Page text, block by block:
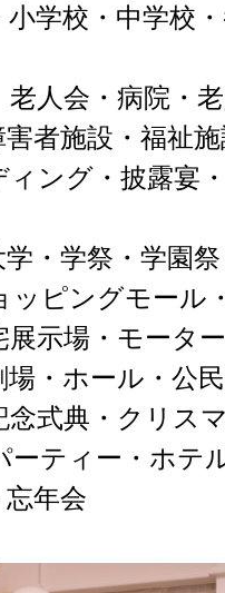
学校・中学校
老人会・病院・
者施設・福祉
ィング・披露宴
学・学祭・学園
ッピングモール
展示場・モータ
場・ホール・公
念式典・クリス
ーティー・ホテ
年会